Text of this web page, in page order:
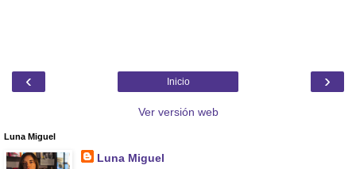
‹ ›
Inicio
Ver versión web
Luna Miguel
Luna Miguel